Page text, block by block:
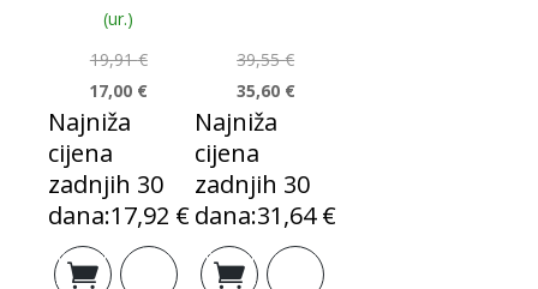
(ur.)
19,91€
Izvorna
cijena
17,00 €
Trenutna
cijena
Najniža
cijena
zadnjih 30
dana:17,92 €
Dodaj u
košaricu
39,55€
Izvorna
cijena
35,60 €
Trenutna
cijena
Najniža
cijena
zadnjih 30
dana:31,64€
Dodaj u
košaricu